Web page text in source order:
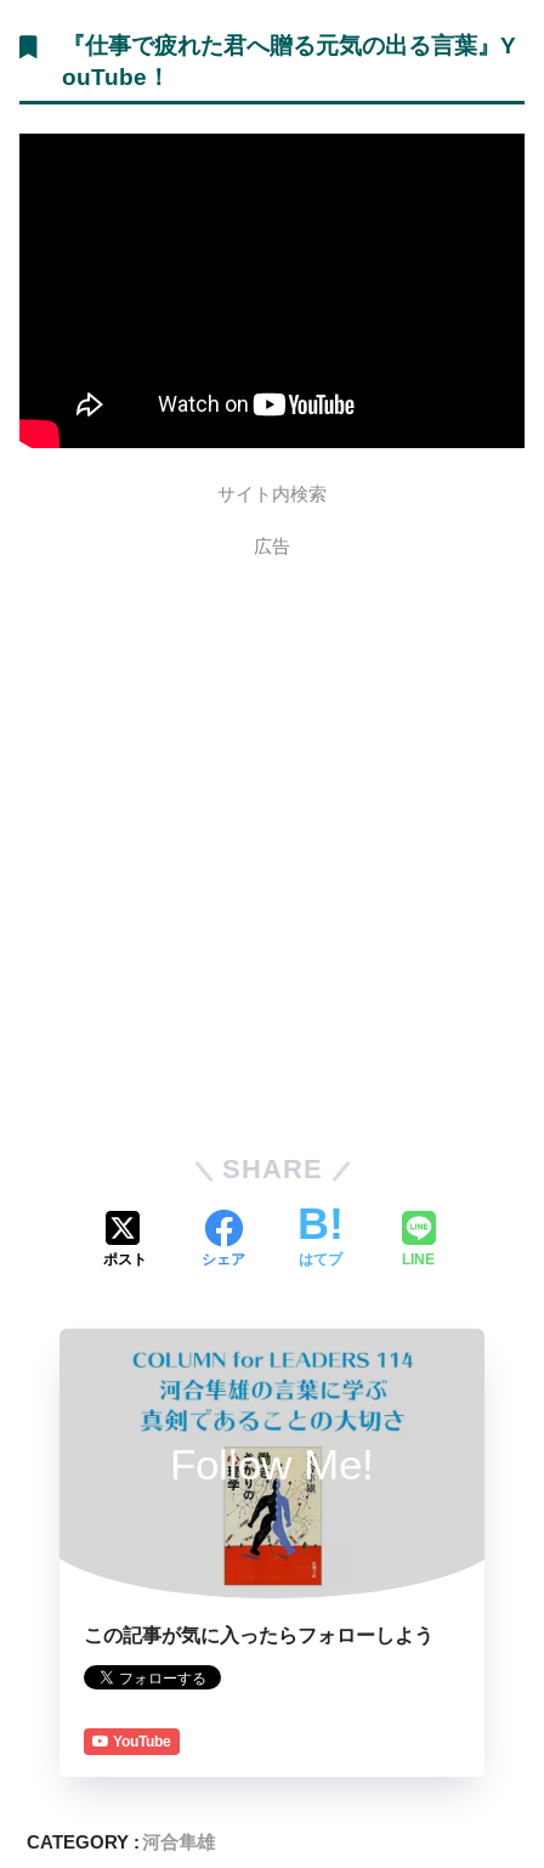
『仕事で疲れた君へ贈る元気の出る言葉』Y
ouTube！
サイト内検索
広告
SHARE
ポスト シェア はてブ LINE
Follow Me!
この記事が気に入ったらフォローしよう
YouTube
CATEGORY :河合隼雄